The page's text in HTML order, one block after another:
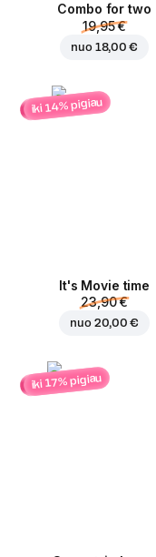
Combo for two
19,95 €
nuo 18,00 €
iki 14% pigiau
It's Movie time
23,90 €
nuo 20,00 €
iki 17% pigiau